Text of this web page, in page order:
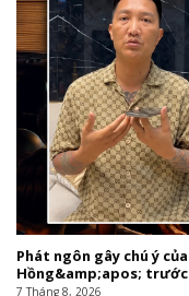
Phát ngôn gây chú ý
Hồng&amp;apos;
7 Tháng 8, 2026